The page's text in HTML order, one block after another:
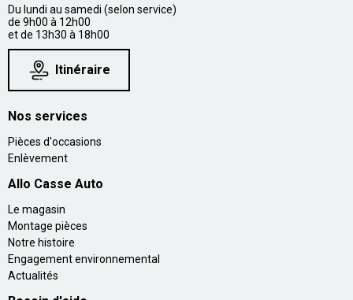
Du lundi au samedi (selon service)
de 9h00 à 12h00
et de 13h30 à 18h00
Itinéraire
Nos services
Pièces d'occasions
Enlèvement
Allo Casse Auto
Le magasin
Montage pièces
Notre histoire
Engagement environnemental
Actualités